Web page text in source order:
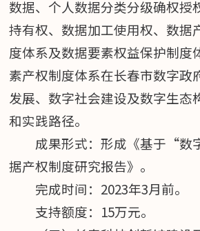
数据、个人数据分类分级确权授
持有权、数据加工使用权、数据
度体系及数据要素权益保护制度
素产权制度体系在长春市数字政
发展、数字社会建设及数字生态
和实践路径。
成果形式：形成《基于“数
据产权制度研究报告》。
完成时间：2023年3月前。
支持额度：15万元。